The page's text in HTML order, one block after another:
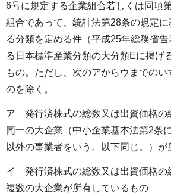
6号に規定する企業組合若しくは同項
組合であって、統計法第28条の規定
る分類を定める件（平成25年総務省
る日本標準産業分類の大分類Eに掲げ
もの。ただし、次のアからウまでのい
のを除く。
ア 発行済株式の総数又は出資価格の
同一の大企業（中小企業基本法第2条
以外の事業者をいう。以下同じ。）
イ 発行済株式の総数又は出資価格の
複数の大企業が所有しているもの